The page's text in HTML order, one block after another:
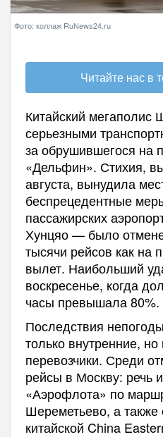
Фото: коллаж RuNews24.ru
Читайте нас в
Китайский мегаполис
серьезными
за обрушившегося на
«Дельфин». Стихия,
августа, вынудила
беспрецедентные
пассажирских
Хунцяо — было
тысячи рейсов как на
вылет. Наибольший
воскресенье, когда
часы превышала 80%.
Последствия
только внутренние,
перевозчики. Среди
рейсы в Москву: речь
«Аэрофлота» по
Шереметьево, а также
китайской China